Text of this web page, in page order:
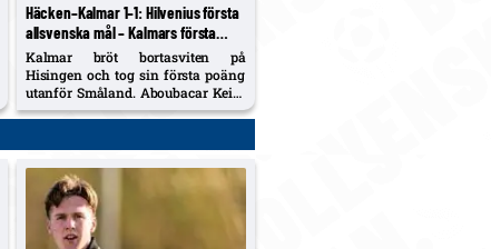
Häcken–Kalmar 1–1: Hilvenius första
allsvenska mål – Kalmars första
bortapoäng för säsongen
Kalmar bröt bortasviten på
Hisingen och tog sin första poäng
utanför Småland. Aboubacar Keita
nätade igen, 18-årige Harry
plats.